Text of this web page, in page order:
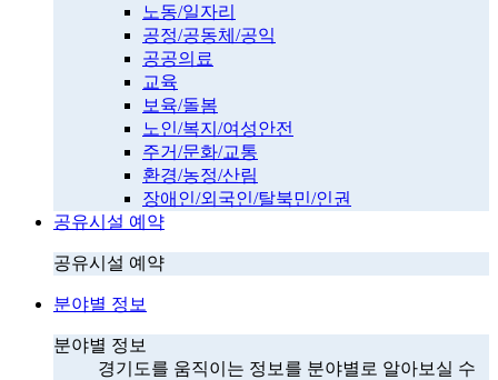
노동/일자리
공정/공동체/공익
공공의료
교육
보육/돌봄
노인/복지/여성안전
주거/문화/교통
환경/농정/산림
장애인/외국인/탈북민/인권
공유시설 예약
공유시설 예약
분야별 정보
분야별 정보
경기도를 움직이는 정보를 분야별로 알아보실 수